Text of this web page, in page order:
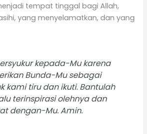
tempat tinggal bagi Allah,
yang menyelamatkan, dan yang
kepada-Mu karena
Bunda-Mu sebagai
kami tiru dan ikuti. Bantulah
terinspirasi olehnya dan
dengan-Mu. Amin.